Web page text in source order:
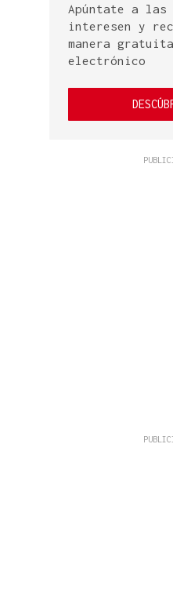
Apúntate a las
interesen y
manera
electrónico